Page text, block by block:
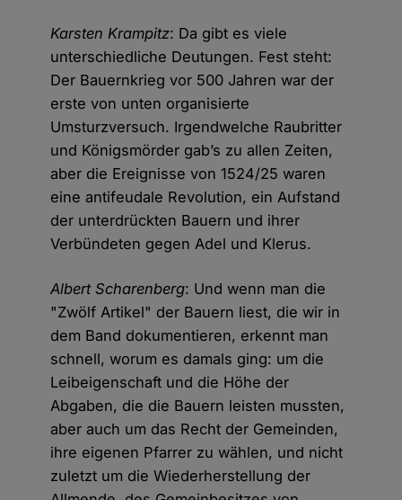
Karsten Krampitz: Da gibt es viele
unterschiedliche Deutungen. Fest steht:
Der Bauernkrieg vor 500 Jahren war der
erste von unten organisierte
Umsturzversuch. Irgendwelche Raubritter
und Königsmörder gab’s zu allen Zeiten,
aber die Ereignisse von 1524/25 waren
eine antifeudale Revolution, ein Aufstand
der unterdrückten Bauern und ihrer
Verbündeten gegen Adel und Klerus.
Albert Scharenberg: Und wenn man die
"Zwölf Artikel" der Bauern liest, die wir in
dem Band dokumentieren, erkennt man
schnell, worum es damals ging: um die
Leibeigenschaft und die Höhe der
Abgaben, die die Bauern leisten mussten,
aber auch um das Recht der Gemeinden,
ihre eigenen Pfarrer zu wählen, und nicht
zuletzt um die Wiederherstellung der